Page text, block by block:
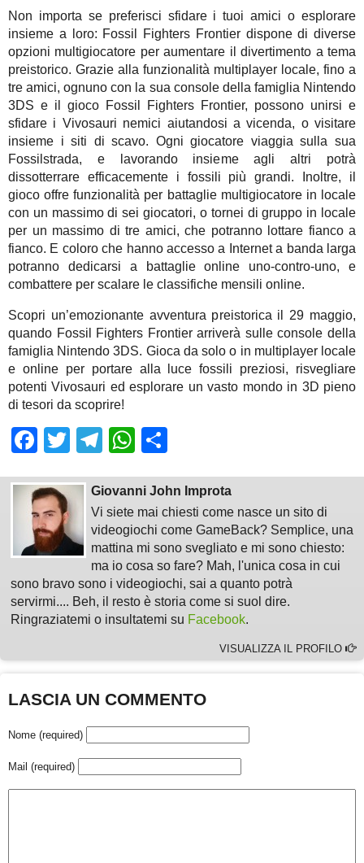
Non importa se preferisci sfidare i tuoi amici o esplorare
insieme a loro: Fossil Fighters Frontier dispone di diverse
opzioni multigiocatore per aumentare il divertimento a tema
preistorico. Grazie alla funzionalità multiplayer locale, fino a
tre amici, ognuno con la sua console della famiglia Nintendo
3DS e il gioco Fossil Fighters Frontier, possono unirsi e
sfidare i Vivosauri nemici aiutandosi a vicenda, o visitare
insieme i siti di scavo. Ogni giocatore viaggia sulla sua
Fossilstrada, e lavorando insieme agli altri potrà
dissotterrare efficacemente i fossili più grandi. Inoltre, il
gioco offre funzionalità per battaglie multigiocatore in locale
con un massimo di sei giocatori, o tornei di gruppo in locale
per un massimo di tre amici, che potranno lottare fianco a
fianco. E coloro che hanno accesso a Internet a banda larga
potranno dedicarsi a battaglie online uno-contro-uno, e
combattere per scalare le classifiche mensili online.
Scopri un’emozionante avventura preistorica il 29 maggio,
quando Fossil Fighters Frontier arriverà sulle console della
famiglia Nintendo 3DS. Gioca da solo o in multiplayer locale
e online per portare alla luce fossili preziosi, risvegliare
potenti Vivosauri ed esplorare un vasto mondo in 3D pieno
di tesori da scoprire!
Facebook
TwitterTelegram
WhatsApp
Giovanni John Improta
Vi siete mai chiesti come nasce un sito di
videogiochi come GameBack? Semplice, una
mattina mi sono svegliato e mi sono chiesto:
ma io cosa so fare? Mah, l'unica cosa in cui
sono bravo sono i videogiochi, sai a quanto potrà
servirmi.... Beh, il resto è storia come si suol dire.
Ringraziatemi o insultatemi su Facebook.
VISUALIZZA IL PROFILO
LASCIA UN COMMENTO
Nome (required)
Mail (required)